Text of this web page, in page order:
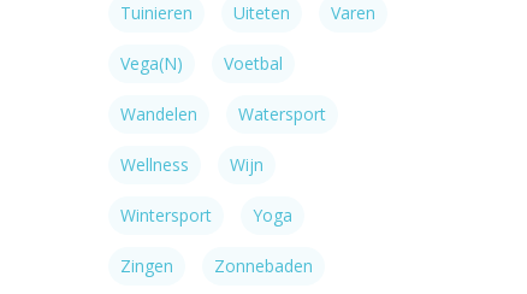
Tuinieren Uiteten Varen
Vega(n) Voetbal
Wandelen Watersport
Wellness Wijn
Wintersport Yoga
Zingen Zonnebaden